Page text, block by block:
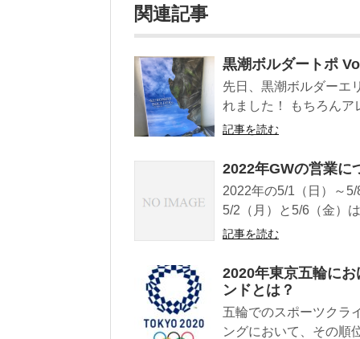
関連記事
黒潮ボルダートポ
先日、黒潮ボルダーエ
れました！ もちろんア
記事を読む
2022年GWの営業に
2022年の5/1（日）～
5/2（月）と5/6（金）
記事を読む
2020年東京五輪に
ンドとは？
五輪でのスポーツクラ
ングにおいて、その順